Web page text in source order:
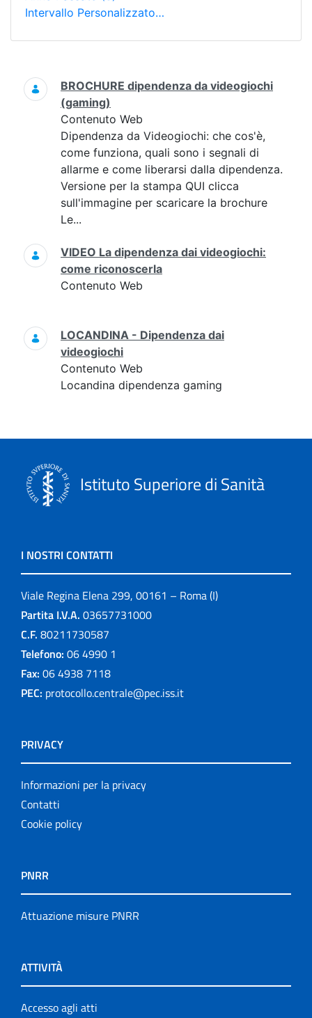
Intervallo Personalizzato…
Ricerca
BROCHURE dipendenza da videogiochi
(gaming)
Contenuto Web
Dipendenza da Videogiochi: che cos'è,
come funziona, quali sono i segnali di
allarme e come liberarsi dalla dipendenza.
Versione per la stampa QUI clicca
sull'immagine per scaricare la brochure
Le...
VIDEO La dipendenza dai videogiochi:
come riconoscerla
Contenuto Web
LOCANDINA - Dipendenza dai
videogiochi
Contenuto Web
Locandina dipendenza gaming
Istituto Superiore di Sanità
I NOSTRI CONTATTI
Viale Regina Elena 299, 00161 – Roma (I)
Partita I.V.A. 03657731000
C.F. 80211730587
Telefono: 06 4990 1
Fax: 06 4938 7118
PEC: protocollo.centrale@pec.iss.it
PRIVACY
Informazioni per la privacy
Contatti
Cookie policy
PNRR
Attuazione misure PNRR
ATTIVITÀ
Accesso agli atti